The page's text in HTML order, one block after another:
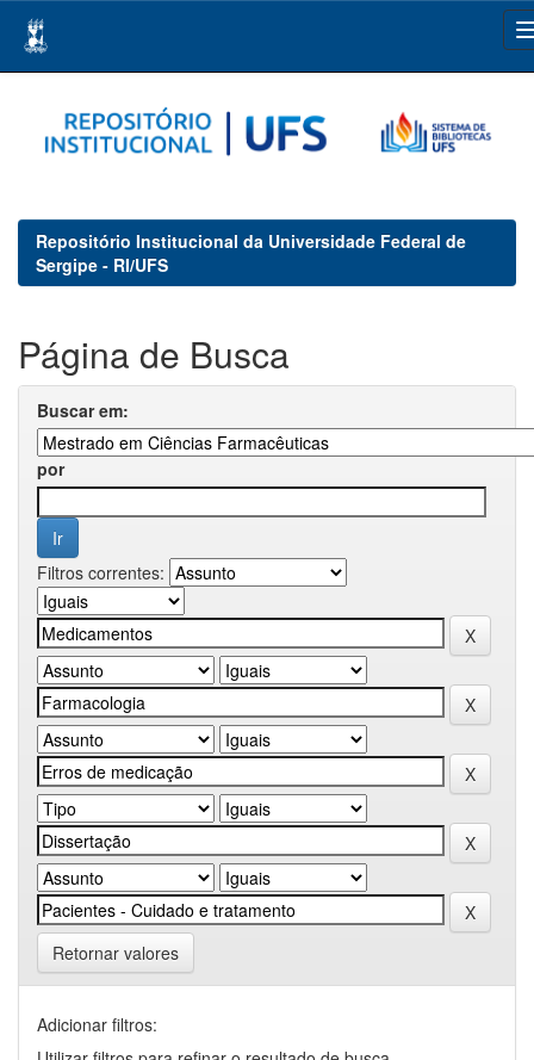
navigation
Repositório Institucional da Universidade Federal de
Sergipe - RI/UFS
Página de Busca
Buscar em:
por
Filtros correntes:
Retornar valores
Adicionar filtros: